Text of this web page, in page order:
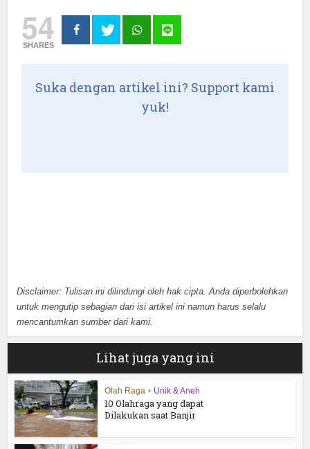
54
SHARES
Suka dengan artikel ini? Support kami
yuk!
Disclaimer: Tulisan ini dilindungi oleh hak cipta. Anda diperbolehkan
untuk mengutip sebagian dari isi artikel ini namun harus selalu
mencantumkan sumber dari kami.
Lihat juga yang ini
Olah Raga • Unik & Aneh
10 Olahraga yang dapat
Dilakukan saat Banjir